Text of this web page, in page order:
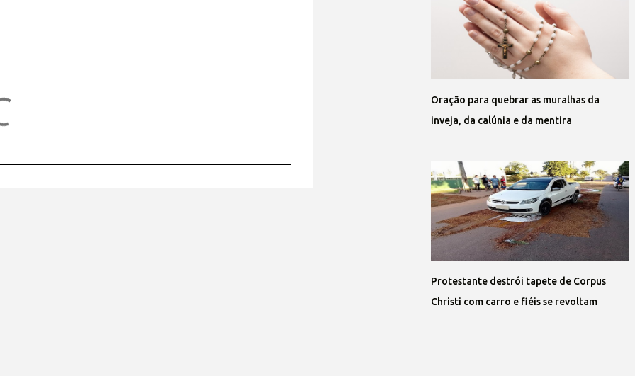
Oração para quebrar as muralhas da
inveja, da calúnia e da mentira
Protestante destrói tapete de Corpus
Christi com carro e fiéis se revoltam